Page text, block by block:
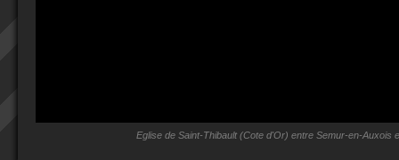
Eglise de Saint-Thibault (Cote d'Or) entre Semur-en-Auxois